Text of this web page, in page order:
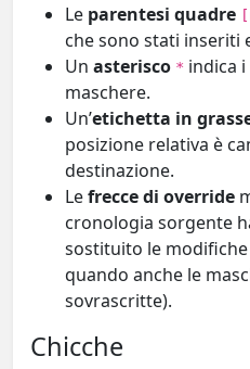
Le parentesi quadre
che sono stati inseriti
Un asterisco * indica
maschere.
Un’etichetta in
posizione relativa è
destinazione.
Lefrecce di override
cronologia sorgente
sostituito le
quando anche le
sovrascritte).
Chicche